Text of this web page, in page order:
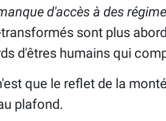
d'accès à des
sont plus
d'êtres humains qui
que le reflet de la
plafond.